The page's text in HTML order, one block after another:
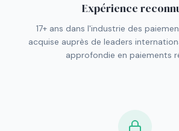
Expérience
17+ ans dans l'industrie des
acquise auprès de leaders
approfondie en paiements